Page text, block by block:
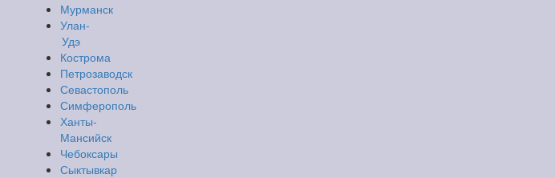
Мурманск
Улан-
Удэ
Кострома
Петрозаводск
Севастополь
Симферополь
Ханты-
Мансийск
Чебоксары
Сыктывкар